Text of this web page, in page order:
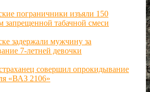
пограничники изъяли 150
запрещенной табачной смеси
задержали мужчину за
7-летней девочки
совершил опрокидывание
«ВАЗ 2106»